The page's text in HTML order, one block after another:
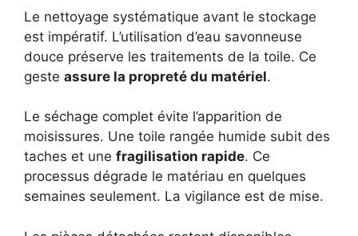
Le nettoyage systématique avant le stockage
est impératif. L’utilisation d’eau savonneuse
douce préserve les traitements de la toile. Ce
geste assure la propreté du matériel.
Le séchage complet évite l’apparition de
moisissures. Une toile rangée humide subit des
taches et une fragilisation rapide. Ce
processus dégrade le matériau en quelques
semaines seulement. La vigilance est de mise.